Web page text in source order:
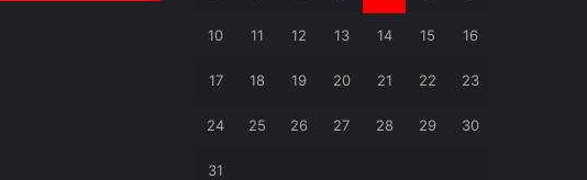
10 11 12 13 14 15 16
17 18 19 20 21 22 23
24 25 26 27 28 29 30
31